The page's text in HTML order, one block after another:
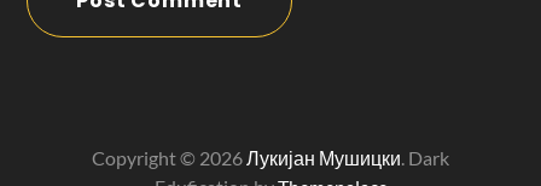
Copyright © 2026Лукијан Мушицки. Dark